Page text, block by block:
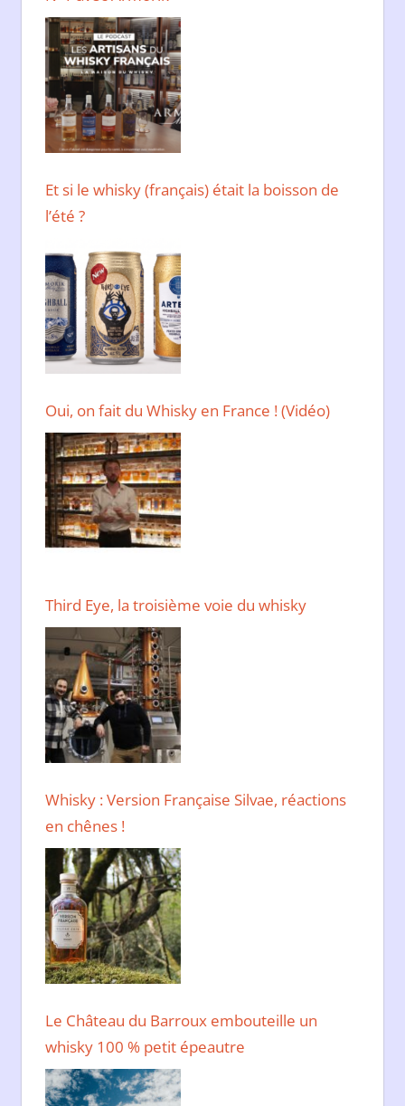
Et si le whisky (français) était la boisson de
l’été ?
Oui, on fait du Whisky en France ! (Vidéo)
Third Eye, la troisième voie du whisky
Whisky : Version Française Silvae, réactions
en chênes !
Le Château du Barroux embouteille un
whisky 100 % petit épeautre